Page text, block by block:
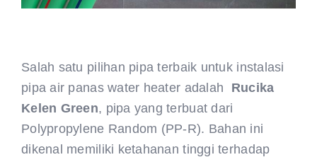
Salah satu pilihan pipa terbaik untuk instalasi
pipa air panas water heater adalah Rucika
Kelen Green, pipa yang terbuat dari
Polypropylene Random (PP-R). Bahan ini
dikenal memiliki ketahanan tinggi terhadap